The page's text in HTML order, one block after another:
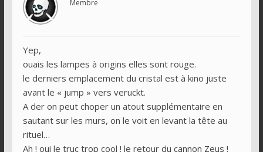
Membre
Yep,
ouais les lampes à origins elles sont rouge.
le derniers emplacement du cristal est à kino juste
avant le « jump » vers veruckt.
A der on peut choper un atout supplémentaire en
sautant sur les murs, on le voit en levant la tête au
rituel…
Ah ! oui le truc trop cool ! le retour du cannon Zeus !